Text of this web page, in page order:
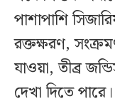
পাশাপাশি
রক্তক্ষরণ,
যাওয়া, তীব্র
দেখা দিতে পারে।